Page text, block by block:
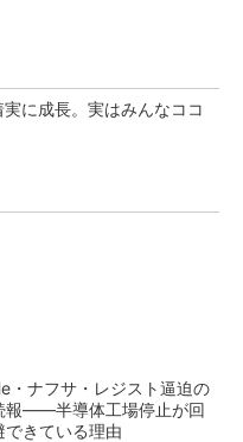
に成長。実はみんなココ
・ナフサ・レジスト逼迫の
報――半導体工場停止が回
できている理由